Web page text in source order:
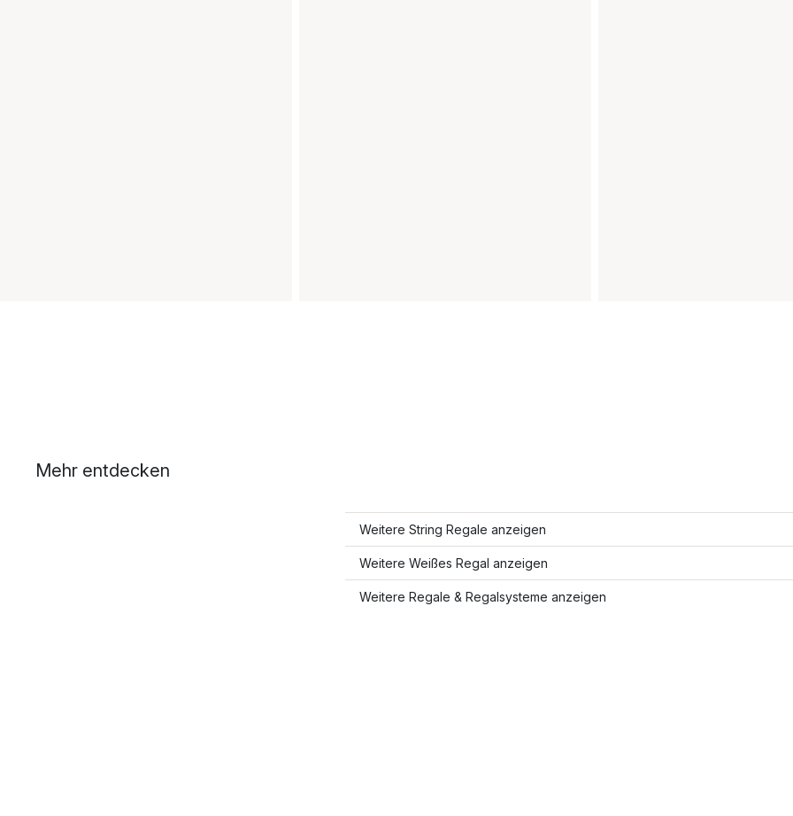
Mehr entdecken
Weitere String Regale anzeigen
Weitere Weißes Regal anzeigen
Weitere Regale & Regalsysteme anzeigen